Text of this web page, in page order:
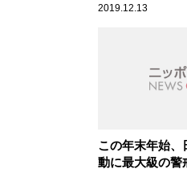
ケットマン」発
2019.12.13
この年末年始、
動に最大級の警